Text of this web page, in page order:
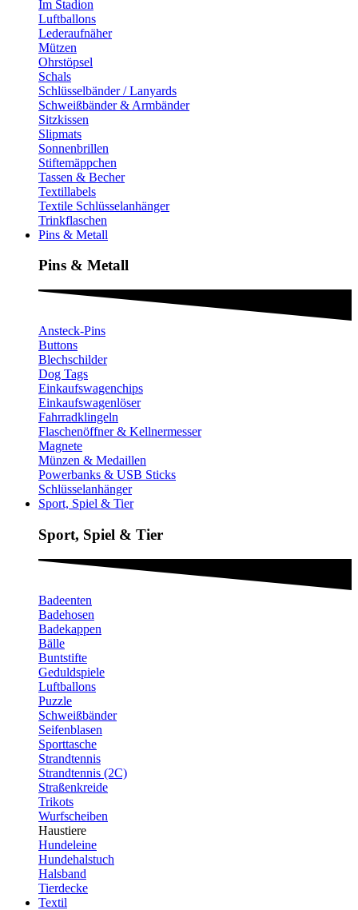
Im Stadion
Luftballons
Lederaufnäher
Mützen
Ohrstöpsel
Schals
Schlüsselbänder / Lanyards
Schweißbänder & Armbänder
Sitzkissen
Slipmats
Sonnenbrillen
Stiftemäppchen
Tassen & Becher
Textillabels
Textile Schlüsselanhänger
Trinkflaschen
Pins & Metall
Pins & Metall​
Ansteck-Pins
Buttons
Blechschilder
Dog Tags
Einkaufswagenchips
Einkaufswagenlöser
Fahrradklingeln
Flaschenöffner & Kellnermesser
Magnete
Münzen & Medaillen
Powerbanks & USB Sticks
Schlüsselanhänger
Sport, Spiel & Tier
Sport, Spiel & Tier
Badeenten
Badehosen
Badekappen
Bälle
Buntstifte
Geduldspiele
Luftballons
Puzzle
Schweißbänder
Seifenblasen
Sporttasche
Strandtennis
Strandtennis (2C)
Straßenkreide
Trikots
Wurfscheiben
Haustiere
Hundeleine
Hundehalstuch
Halsband
Tierdecke
Textil